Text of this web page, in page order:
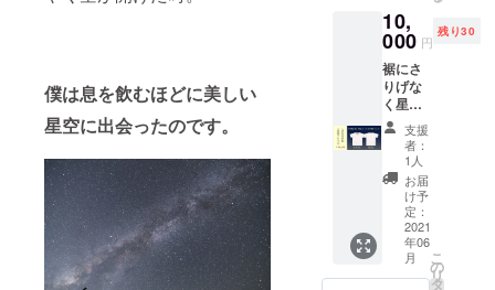
僕は息を飲むほどに美しい
星空に出会ったのです。
モフで
暖か
く、星
空を見
るとき
にピッ
タリで
す！
（サイ
ズ：縦
66cm×
91cm）
10,
000 円
残り30
裾にさ
りげな
く星空
を散り
ばめ
た、シ
ンプル
なTシャ
ツ(アイ
ボリー)
です。
サイズ
(S〜XL)
支援
者：
1人
お届
け予
定：
2021
年06
月
こ
の
リ
タ